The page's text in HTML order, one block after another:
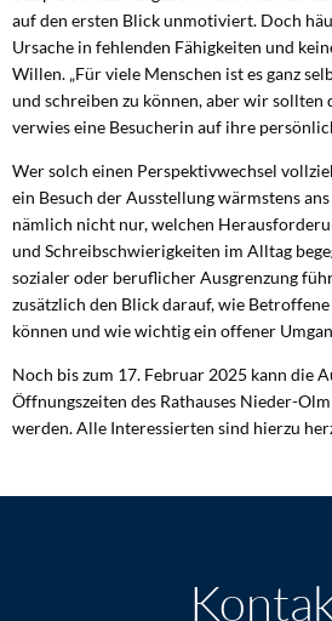
auf den ersten Blick unmotiviert. Doch
Ursache in fehlenden Fähigkeiten und
Willen. „Für viele Menschen ist es ganz
und schreiben zu können, aber wir sollten
verwies eine Besucherin auf ihre
Wer solch einen Perspektivwechsel
ein Besuch der Ausstellung wärmstens
nämlich nicht nur, welchen
und Schreibschwierigkeiten im Alltag
sozialer oder beruflicher Ausgrenzung
zusätzlich den Blick darauf, wie
können und wie wichtig ein offener
Noch bis zum 17. Februar 2025 kann die
Öffnungszeiten des Rathauses Nieder-
werden. Alle Interessierten sind hierzu